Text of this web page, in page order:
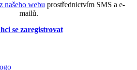
našeho webu prostřednictvím SMS a e-
mailů.
se zaregistrovat